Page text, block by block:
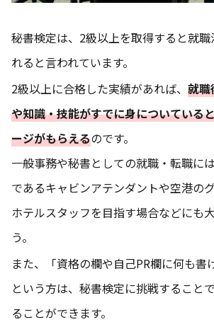
秘書検定は、2級以上を取得すると就
れると言われています。
2級以上に合格した実績があれば、 就職
や知識・技能がすでに身についている
ージがもらえるのです。
一般事務や秘書としての就職・転職に
であるキャビンアテンダントや空港の
ホテルスタッフを目指す場合などにも
う。
また、「資格の欄や自己PR欄に何も書
という方は、秘書検定に挑戦すること
ることができます。